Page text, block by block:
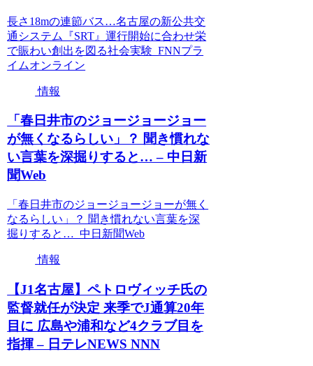
長さ18mの連節バス…名古屋の新公共交
通システム『SRT』運行開始に合わせ栄
で賑わい創出を図る社会実験 FNNプラ
イムオンライン
情報
「春日井市のジョージョージョー
が無くなるらしい」？ 聞き慣れな
い言葉を深掘りすると… – 中日新
聞Web
「春日井市のジョージョージョーが無く
なるらしい」？ 聞き慣れない言葉を深
掘りすると… 中日新聞Web
情報
【J1名古屋】ペトロヴィッチ氏の
監督就任が決定 来季でJ通算20年
目に 広島や浦和など4クラブ目を
指揮 – 日テレNEWS NNN